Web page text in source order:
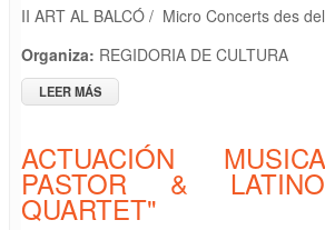
II ART AL BALCÓ / Micro Concerts des
Organiza: REGIDORIA DE CULTURA
LEER MÁS
ACTUACIÓN
PASTOR &
QUARTET"